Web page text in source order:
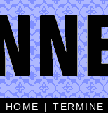
HOME |TERMINE